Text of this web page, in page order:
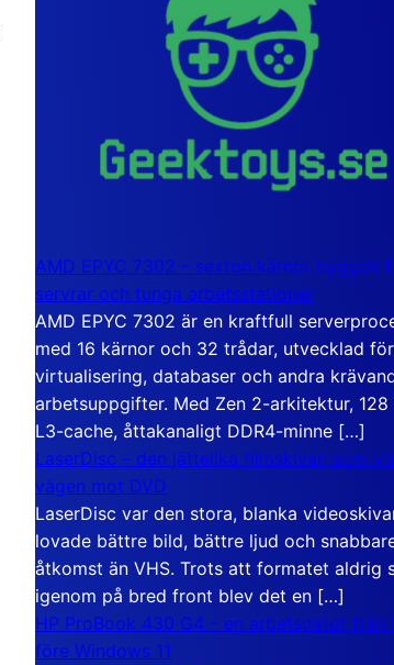
AMD EPYC 7302 – sexton kärnor byggda
servrar och tunga arbetsstationer
AMD EPYC 7302 är en kraftfull
med 16 kärnor och 32 trådar, utvecklad för
virtualisering, databaser och andra
arbetsuppgifter. Med Zen 2-arkitektur, 128
L3-cache, åttakanaligt DDR4-minne […]
LaserDisc – den jättelika filmskivan som
vägen mot DVD
LaserDisc var den stora, blanka
lovade bättre bild, bättre ljud och
åtkomst än VHS. Trots att formatet aldrig
igenom på bred front blev det en […]
HP ProBook 430 G4 – en arbetsdator från
före Windows 11